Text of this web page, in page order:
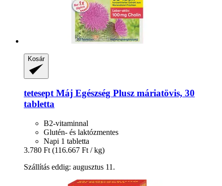
Kosár
teteseptMáj Egészség Plusz máriatövis, 30
tabletta
B2-vitaminnal
Glutén- és laktózmentes
Napi 1 tabletta
3.780 Ft (116.667 Ft / kg)
Szállítás eddig: augusztus 11.